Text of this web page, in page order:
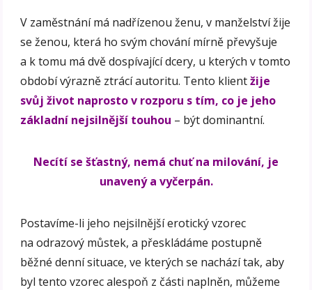
V zaměstnání má nadřízenou ženu, v manželství žije
se ženou, která ho svým chování mírně převyšuje
a k tomu má dvě dospívající dcery, u kterých v tomto
období výrazně ztrácí autoritu. Tento klientžije
svůj život naprosto v rozporu s tím, co je jeho
základní nejsilnější touhou – být dominantní.
Necítí se šťastný, nemá chuť na milování, je
unavený a vyčerpán.
Postavíme-li jeho nejsilnější erotický vzorec
na odrazový můstek, a přeskládáme postupně
běžné denní situace, ve kterých se nachází tak, aby
byl tento vzorec alespoň z části naplněn, můžeme